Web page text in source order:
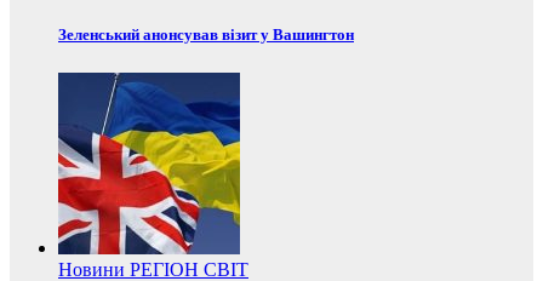
Зеленський анонсував візит у Вашингтон
Новини РЕГІОН СВІТ